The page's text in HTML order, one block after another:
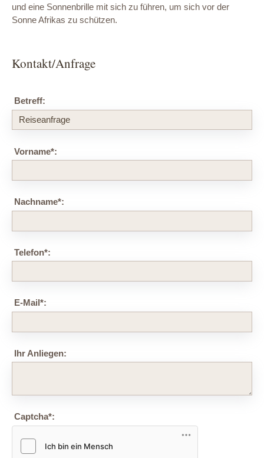
und eine Sonnenbrille mit sich zu führen, um sich vor der
Sonne Afrikas zu schützen.
Kontakt/Anfrage
Betreff:
Vorname*:
Nachname*:
Telefon*:
E-Mail*:
Ihr Anliegen:
Captcha*: